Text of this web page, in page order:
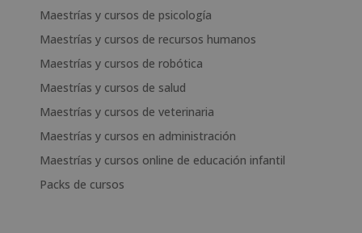
Maestrías y cursos de psicología
Maestrías y cursos de recursos humanos
Maestrías y cursos de robótica
Maestrías y cursos de salud
Maestrías y cursos de veterinaria
Maestrías y cursos en administración
Maestrías y cursos online de educación infantil
Packs de cursos